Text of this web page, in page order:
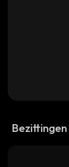
Bezittingen